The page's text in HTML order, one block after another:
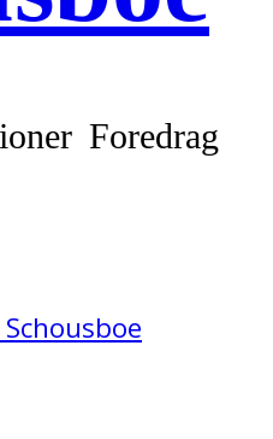
Foredrag